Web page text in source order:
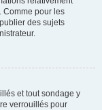
Comme pour les
des sujets
et tout sondage y
verrouillés pour